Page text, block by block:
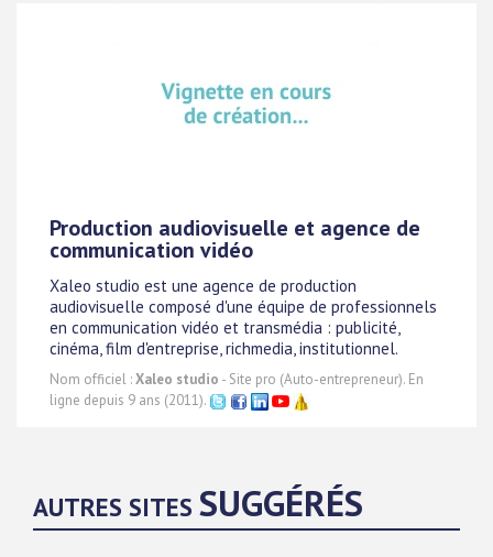
Production audiovisuelle et agence de
communication vidéo
Xaleo studio est une agence de production
audiovisuelle composé d'une équipe de professionnels
en communication vidéo et transmédia : publicité,
cinéma, film d'entreprise, richmedia, institutionnel.
Nom officiel :Xaleo studio - Site pro (Auto-entrepreneur). En
ligne depuis 9 ans (2011).
AUTRES SITES SUGGÉRÉS